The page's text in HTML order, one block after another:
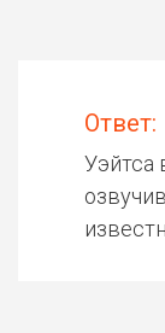
Ответ:
Уэйтса